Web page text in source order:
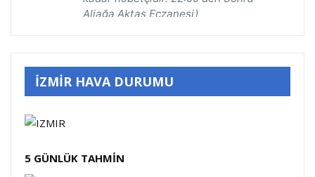
İZMİR HAVA DURUMU
5 GÜNLÜK TAHMİN